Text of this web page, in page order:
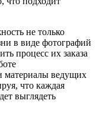
не только
в виде фотографий
процесс их заказа
материалы ведущих
что каждая
выглядеть